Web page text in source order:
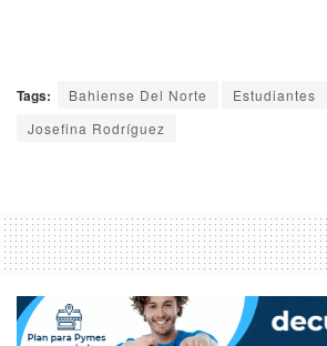
Tags: Bahiense Del Norte Estudiantes
Josefina Rodríguez